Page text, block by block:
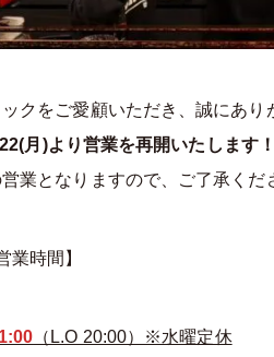
クをご愛顧いただき、誠にあ
月)より営業を再開いたします！
業となりますので、ご了承くだ
業時間】
（L.O 20:00）※水曜定休